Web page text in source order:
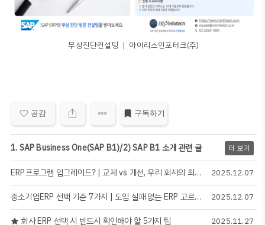
무상진단컨설팅 ❘ 아이리스인포테크(주)
공감 구독하기
1. SAP Business One(SAP B1)/2) SAP B1 소개 관련 글 더 보기
ERP프로그램 업그레이드? | 교체 vs 개선, 우리 회사의 최적의 타이밍은? 2025.12.07
중소기업ERP 선택 기준 7가지 | 도입 실패 없는 ERP 고르는 법 2025.12.07
★ 회사 ERP 선택 시 반드시 확인해야 할 5가지 팁 2025.11.27